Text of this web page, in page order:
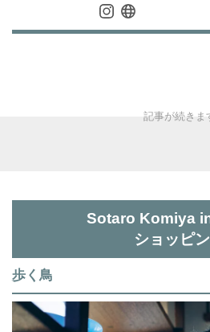
Sotaro Komiya
ショッピ
歩く鳥